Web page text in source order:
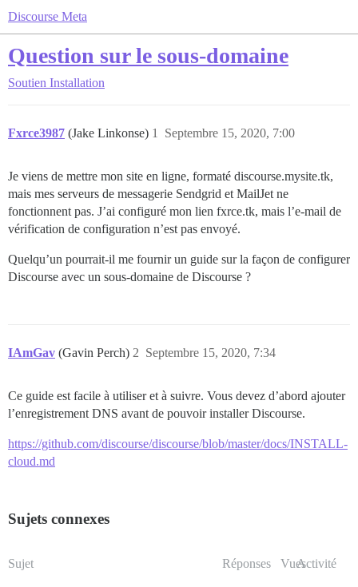
Discourse Meta
Question sur le sous-domaine
Soutien Installation
Fxrce3987 (Jake Linkonse) Septembre 15, 2020, 7:00
1
Je viens de mettre mon site en ligne, formaté discourse.mysite.tk,
mais mes serveurs de messagerie Sendgrid et MailJet ne
fonctionnent pas. J’ai configuré mon lien fxrce.tk, mais l’e-mail de
vérification de configuration n’est pas envoyé.
Quelqu’un pourrait-il me fournir un guide sur la façon de configurer
Discourse avec un sous-domaine de Discourse ?
IAmGav (Gavin Perch) Septembre 15, 2020, 7:34
2
Ce guide est facile à utiliser et à suivre. Vous devez d’abord ajouter
l’enregistrement DNS avant de pouvoir installer Discourse.
https://github.com/discourse/discourse/blob/master/docs/INSTALL-
cloud.md
Sujets connexes
Sujet Réponses VuesActivité